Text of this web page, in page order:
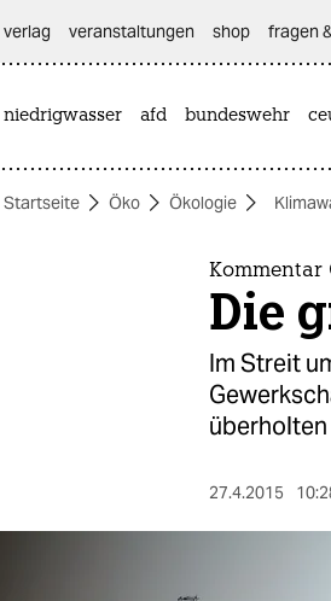
themen
verlag
veranstaltungen shop fragen
niedrigwasser afd bundeswehr
Startseite Öko Ökologie
Kommentar
Die
Im Streit
27.4.2015